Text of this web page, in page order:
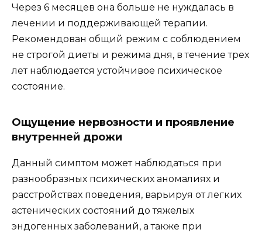
Через 6 месяцев она больше не нуждалась в
лечении и поддерживающей терапии.
Рекомендован общий режим с соблюдением
не строгой диеты и режима дня, в течение трех
лет наблюдается устойчивое психическое
состояние.
Ощущение нервозности и проявление
внутренней дрожи
Данный симптом может наблюдаться при
разнообразных психических аномалиях и
расстройствах поведения, варьируя от легких
астенических состояний до тяжелых
эндогенных заболеваний, а также при